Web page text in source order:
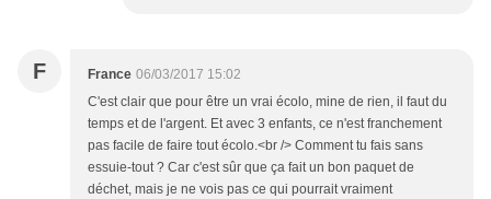
F France 06/03/2017 15:02
C'est clair que pour être un vrai écolo, mine de rien, il faut du
temps et de l'argent. Et avec 3 enfants, ce n'est franchement
pas facile de faire tout écolo.<br /> Comment tu fais sans
essuie-tout ? Car c'est sûr que ça fait un bon paquet de
déchet, mais je ne vois pas ce qui pourrait vraiment